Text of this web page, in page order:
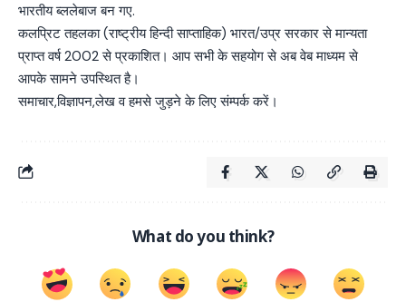
भारतीय ब्ललेबाज बन गए.
कलप्रिट तहलका (राष्ट्रीय हिन्दी साप्ताहिक) भारत/उप्र सरकार से मान्यता
प्राप्त वर्ष 2002 से प्रकाशित। आप सभी के सहयोग से अब वेब माध्यम से
आपके सामने उपस्थित है।
समाचार,विज्ञापन,लेख व हमसे जुड़ने के लिए संम्पर्क करें।
What do you think?